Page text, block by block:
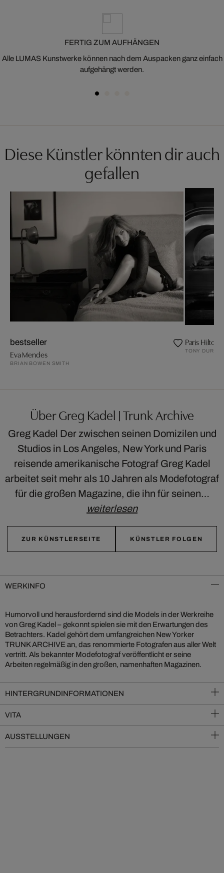
FERTIG ZUM AUFHÄNGEN
Alle LUMAS Kunstwerke können nach dem Auspacken ganz einfach
aufgehängt werden.
Diese Künstler könnten dir auch
gefallen
bestseller
Eva Mendes
BRIAN BOWEN SMITH
Paris Hilton
TONY DURAN
Über Greg Kadel | Trunk Archive
Greg Kadel Der zwischen seinen Domizilen und
Studios in Los Angeles, New York und Paris
reisende amerikanische Fotograf Greg Kadel
arbeitet seit mehr als 10 Jahren als Modefotograf
für die großen Magazine, die ihn für seinen…
weiterlesen
ZUR KÜNSTLERSEITE KÜNSTLER FOLGEN
WERKINFO
Humorvoll und herausfordernd sind die Models in der Werkreihe
von Greg Kadel – gekonnt spielen sie mit den Erwartungen des
Betrachters. Kadel gehört dem umfangreichen New Yorker
TRUNK ARCHIVE an, das renommierte Fotografen aus aller Welt
vertritt. Als bekannter Modefotograf veröffentlicht er seine
Arbeiten regelmäßig in den großen, namenhaften Magazinen.
HINTERGRUNDINFORMATIONEN
VITA
AUSSTELLUNGEN